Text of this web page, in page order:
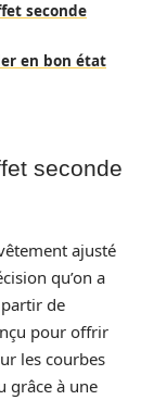
seconde
en bon état
seconde
ajusté
qu’on a
de
pour offrir
les courbes
grâce à une